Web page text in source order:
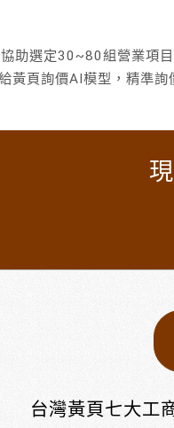
助選定30~80組營業項
黃頁詢價AI模型，精準詢
台灣黃頁七大工